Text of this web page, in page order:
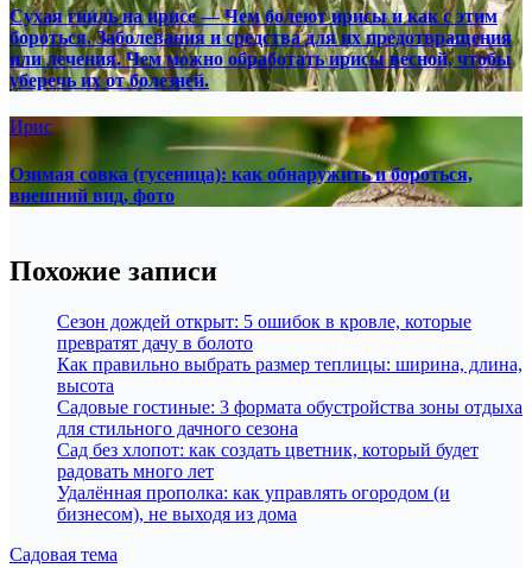
Сухая гниль на ирисе — Чем болеют ирисы и как с этим
бороться. Заболевания и средства для их предотвращения
или лечения. Чем можно обработать ирисы весной, чтобы
уберечь их от болезней.
Ирис
Озимая совка (гусеница): как обнаружить и бороться,
внешний вид, фото
Похожие записи
Сезон дождей открыт: 5 ошибок в кровле, которые
превратят дачу в болото
Как правильно выбрать размер теплицы: ширина, длина,
высота
Садовые гостиные: 3 формата обустройства зоны отдыха
для стильного дачного сезона
Сад без хлопот: как создать цветник, который будет
радовать много лет
Удалённая прополка: как управлять огородом (и
бизнесом), не выходя из дома
Садовая тема